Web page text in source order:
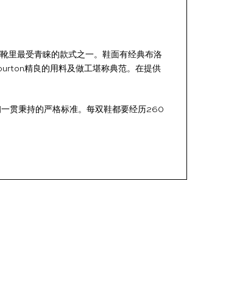
里最受青睐的款式之一。鞋面有经典布洛
精良的用料及做工堪称典范。在提供
贯秉持的严格标准。每双鞋都要经历260